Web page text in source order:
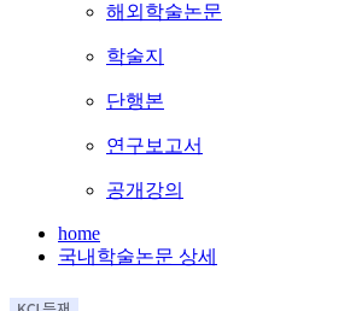
해외학술논문
학술지
단행본
연구보고서
공개강의
home
국내학술논문 상세